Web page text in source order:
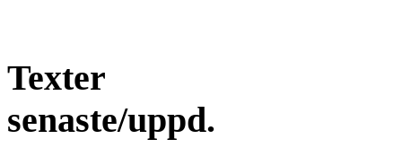
Texter
senaste/uppd.